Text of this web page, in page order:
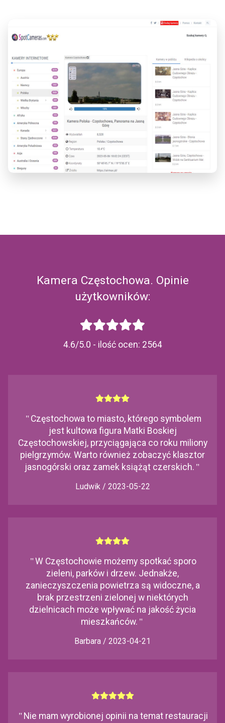
Kamera Częstochowa. Opinie
użytkowników:
4.6/5.0 - ilość ocen: 2564
" Częstochowa to miasto, którego symbolem
jest kultowa figura Matki Boskiej
Częstochowskiej, przyciągająca co roku miliony
pielgrzymów. Warto również zobaczyć klasztor
jasnogórski oraz zamek książąt czerskich. "
Ludwik / 2023-05-22
"W Częstochowie możemy spotkać sporo
zieleni, parków i drzew. Jednakże,
zanieczyszczenia powietrza są widoczne, a
brak przestrzeni zielonej w niektórych
dzielnicach może wpływać na jakość życia
mieszkańców. "
Barbara / 2023-04-21
" Nie mam wyrobionej opinii na temat restauracji